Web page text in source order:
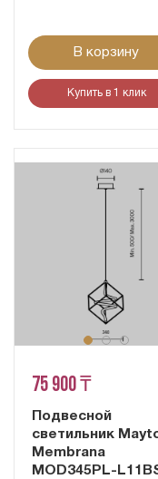
В корзину
Купить в 1 клик
75 900 ₸
Подвесной
светильник
Membrana
MOD345PL-